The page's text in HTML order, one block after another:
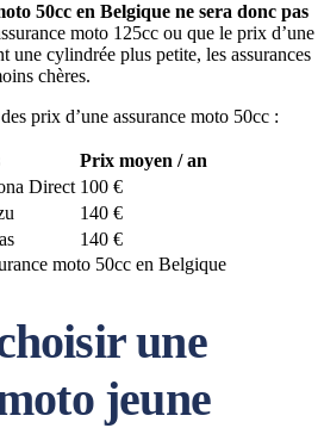
50cc en Belgique ne sera donc pas
moto 125cc ou que le prix d’une
une cylindrée plus petite, les assurances
chères.
prix d’une assurance moto 50cc :
Prix moyen / an
Direct 100 €
140 €
140 €
moto 50cc en Belgique
une
jeune